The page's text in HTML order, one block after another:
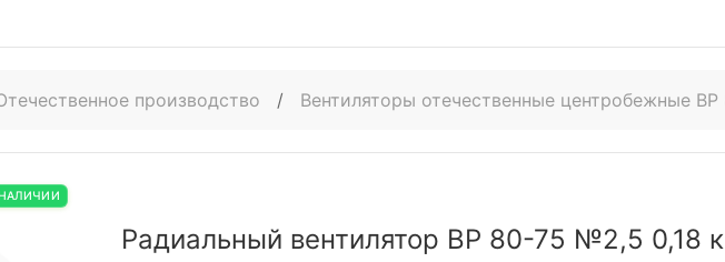
производство / Вентиляторы отечественные центробежные ВР
НАЛИЧИИ
Радиальный вентилятор ВР 80-75 №2,5 0,18